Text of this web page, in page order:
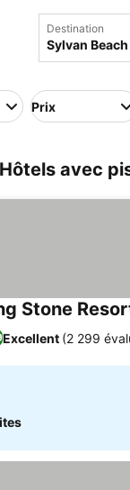
Destination
Prix
Hôtels avec
Stone
Excellent (2 299